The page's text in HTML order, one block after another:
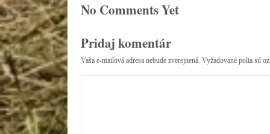
No Comments Yet
Pridaj komentár
Vaša e-mailová adresa nebude zverejnená. Vyžadované polia sú